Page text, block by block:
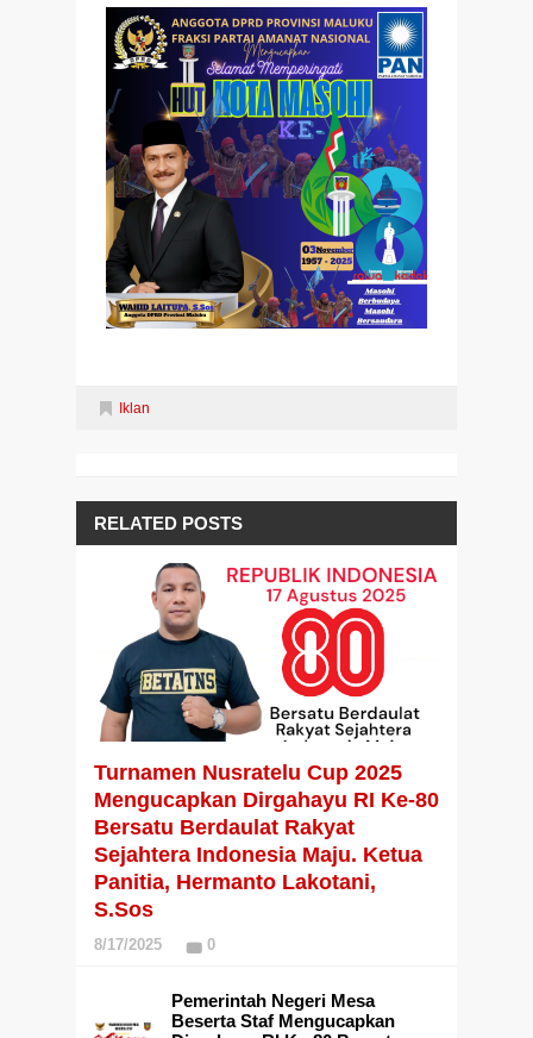
Iklan
RELATED POSTS
Turnamen Nusratelu Cup 2025
Mengucapkan Dirgahayu RI Ke-80
Bersatu Berdaulat Rakyat
Sejahtera Indonesia Maju. Ketua
Panitia, Hermanto Lakotani,
S.Sos
8/17/2025 0
Pemerintah Negeri Mesa
Beserta Staf Mengucapkan